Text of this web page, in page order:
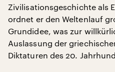
Zivilisationsgeschichte als
ordnet er den Weltenlauf
Grundidee, was zur
Auslassung der
Diktaturen des 20.